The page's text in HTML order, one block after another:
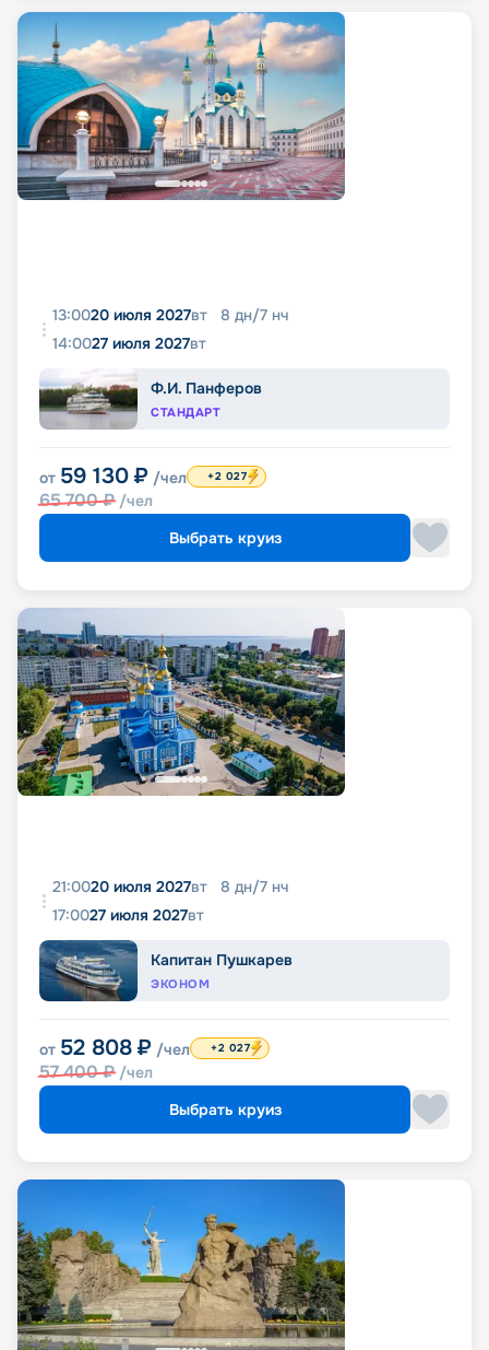
13:0020 июля 2027вт 8 дн/7 нч
14:0027 июля 2027вт
Ф.И. Панферов
СТАНДАРТ
от 59 130 ₽ /чел
65 700₽ /чел
+2 027
Выбрать круиз
21:0020 июля 2027вт 8 дн/7 нч
17:0027 июля 2027вт
Капитан Пушкарев
ЭКОНОМ
от 52 808 ₽ /чел
57 400₽ /чел
+2 027
Выбрать круиз